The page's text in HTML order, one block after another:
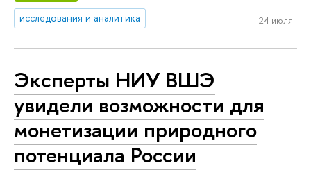
исследования и аналитика
24 июля
Эксперты НИУ ВШЭ
увидели возможности для
монетизации природного
потенциала России